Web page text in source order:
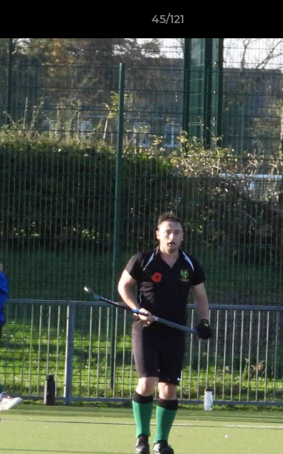
45/121